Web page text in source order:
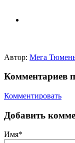
Автор: Мега
Комментариев
Комментировать
Добавить
Имя*